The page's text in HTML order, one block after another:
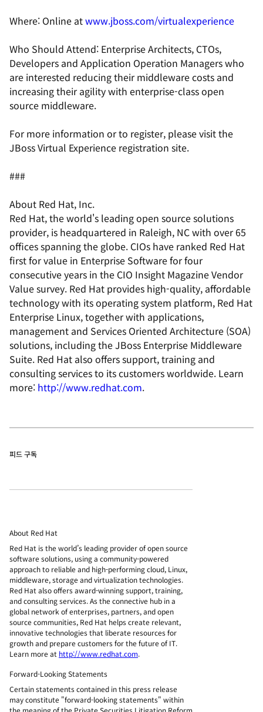
Where: Online atwww.jboss.com/virtualexperience
Who Should Attend: Enterprise Architects, CTOs,
Developers and Application Operation Managers who
are interested reducing their middleware costs and
increasing their agility with enterprise-class open
source middleware.
For more information or to register, please visit the
JBoss Virtual Experience registration site.
###
About Red Hat, Inc.
Red Hat, the world's leading open source solutions
provider, is headquartered in Raleigh, NC with over 65
offices spanning the globe. CIOs have ranked Red Hat
first for value in Enterprise Software for four
consecutive years in the CIO Insight Magazine Vendor
Value survey. Red Hat provides high-quality, affordable
technology with its operating system platform, Red Hat
Enterprise Linux, together with applications,
management and Services Oriented Architecture (SOA)
solutions, including the JBoss Enterprise Middleware
Suite. Red Hat also offers support, training and
consulting services to its customers worldwide. Learn
more: http://www.redhat.com.
피드 구독
About Red Hat
Red Hat is the world’s leading provider of open source
software solutions, using a community-powered
approach to reliable and high-performing cloud, Linux,
middleware, storage and virtualization technologies.
Red Hat also offers award-winning support, training,
and consulting services. As the connective hub in a
global network of enterprises, partners, and open
source communities, Red Hat helps create relevant,
innovative technologies that liberate resources for
growth and prepare customers for the future of IT.
Learn more at http://www.redhat.com.
Forward-Looking Statements
Certain statements contained in this press release
may constitute "forward-looking statements" within
the meaning of the Private Securities Litigation Reform